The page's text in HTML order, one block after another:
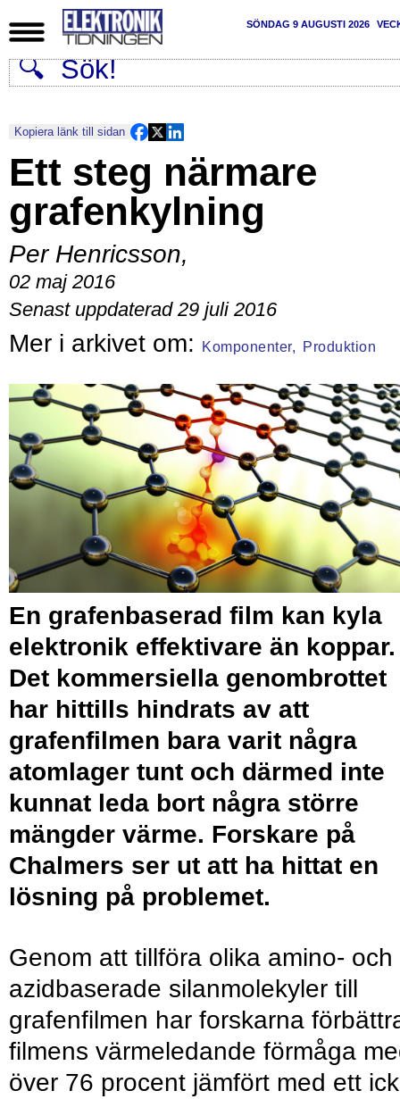
SÖNDAG 9 AUGUSTI 2026
Kopiera länk till sidan
Ett steg närmare
grafenkylning
Per Henricsson,
02 maj 2016
Senast uppdaterad 29 juli 2016
Komponenter, Produktion
En grafenbaserad film kan kyla
elektronik effektivare än koppar.
Det kommersiella genombrottet
har hittills hindrats av att
grafenfilmen bara varit några
atomlager tunt och därmed inte
kunnat leda bort några större
mängder värme. Forskare på
Chalmers ser ut att ha hittat en
lösning på problemet.
Genom att tillföra olika amino- och
azidbaserade silanmolekyler till
grafenfilmen har forskarna
filmens värmeledande förmåga
över 76 procent jämfört med ett